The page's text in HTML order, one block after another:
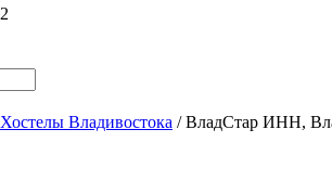
Хостелы Владивостока / ВладСтар ИНН,